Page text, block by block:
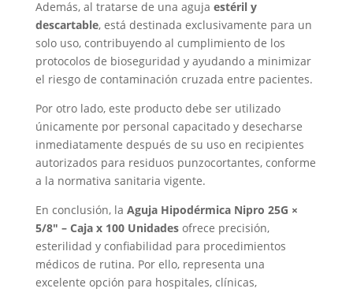
Además, al tratarse de una aguja estéril y
descartable, está destinada exclusivamente para un
solo uso, contribuyendo al cumplimiento de los
protocolos de bioseguridad y ayudando a minimizar
el riesgo de contaminación cruzada entre pacientes.
Por otro lado, este producto debe ser utilizado
únicamente por personal capacitado y desecharse
inmediatamente después de su uso en recipientes
autorizados para residuos punzocortantes, conforme
a la normativa sanitaria vigente.
En conclusión, la Aguja Hipodérmica Nipro 25G ×
5/8″ – Caja x 100 Unidadesofrece precisión,
esterilidad y confiabilidad para procedimientos
médicos de rutina. Por ello, representa una
excelente opción para hospitales, clínicas,